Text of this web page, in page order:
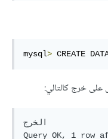
mysql> CREATE
على خرج كالتالي:
الخرج